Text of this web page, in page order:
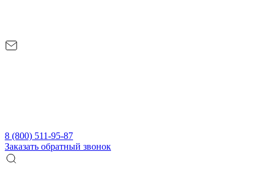
8 (800) 511-95-87
Заказать обратный звонок